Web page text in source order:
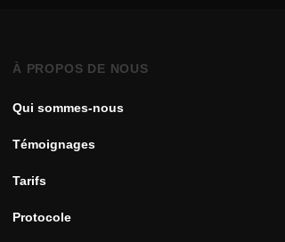
À PROPOS DE NOUS
Qui sommes-nous
Témoignages
Tarifs
Protocole